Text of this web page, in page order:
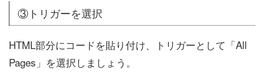
③トリガーを選択
HTML部分にコードを貼り付け、トリガーとして「All
Pages」を選択しましょう。